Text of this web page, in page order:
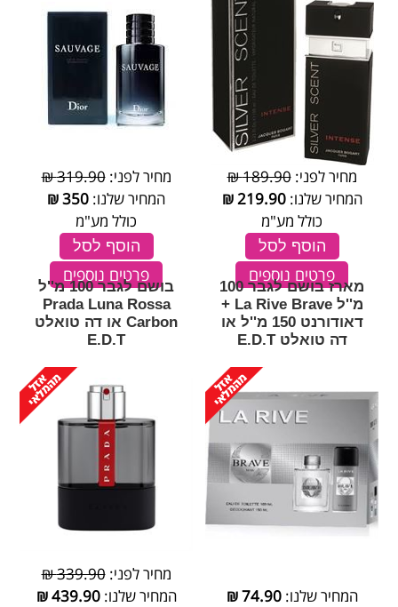
מחיר לפני:189.90 ₪
המחיר שלנו:219.90
₪
כולל מע"מ
הוסף לסל
פרטים נוספים
מחיר לפני:319.90 ₪
המחיר שלנו: 350
₪
כולל מע"מ
הוסף לסל
פרטים נוספים
מארז בושם לגבר 100
מ''ל La Rive Brave +
דאודורנט 150 מ''ל או
דה טואלט E.D.T
המחיר שלנו:74.90
₪
בושם לגבר 100 מ''ל
Prada Luna Rossa
Carbon או דה טואלט
E.D.T
מחיר לפני:339.90 ₪
המחיר שלנו:439.90
₪